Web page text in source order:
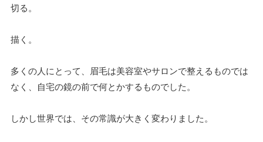
切る。
描く。
多くの人にとって、眉毛は美容室やサロンで整えるものでは
なく、自宅の鏡の前で何とかするものでした。
しかし世界では、その常識が大きく変わりました。